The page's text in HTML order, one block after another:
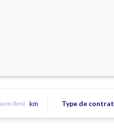
km Type de contrat